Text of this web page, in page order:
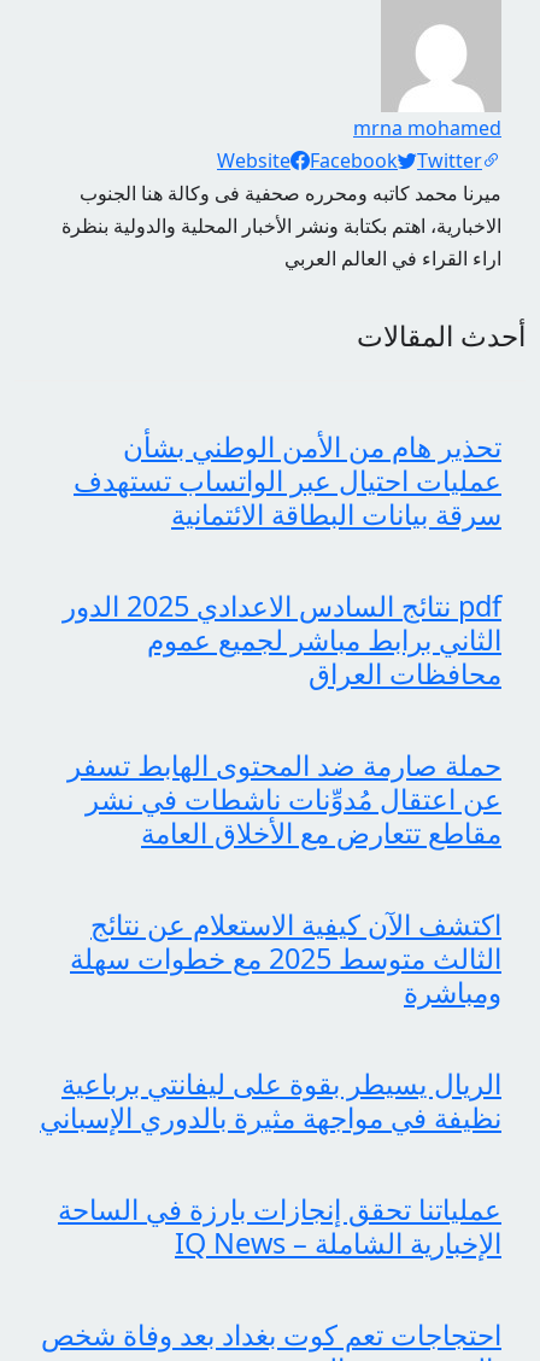
mrna mohamed
Social Links
Website Facebook
Twitter
ميرنا محمد كاتبه ومحرره صحفية فى وكالة هنا الجنوب
الاخبارية، اهتم بكتابة ونشر الأخبار المحلية والدولية بنظرة
اراء القراء في العالم العربي
أحدث المقالات
تحذير هام من الأمن الوطني بشأن
عمليات احتيال عبر الواتساب تستهدف
سرقة بيانات البطاقة الائتمانية
pdf نتائج السادس الاعدادي 2025 الدور
الثاني برابط مباشر لجميع عموم
محافظات العراق
حملة صارمة ضد المحتوى الهابط تسفر
عن اعتقال مُدوِّنات ناشطات في نشر
مقاطع تتعارض مع الأخلاق العامة
اكتشف الآن كيفية الاستعلام عن نتائج
الثالث متوسط 2025 مع خطوات سهلة
ومباشرة
الريال يسيطر بقوة على ليفانتي برباعية
نظيفة في مواجهة مثيرة بالدوري الإسباني
عملياتنا تحقق إنجازات بارزة في الساحة
الإخبارية الشاملة – IQ News
احتجاجات تعم كوت بغداد بعد وفاة شخص